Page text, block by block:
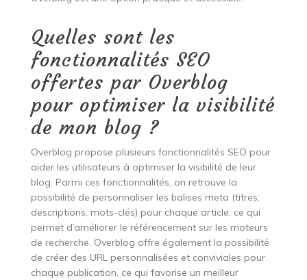
Quelles sont les
fonctionnalités SEO
offertes par Overblog
pour optimiser la visibilité
de mon blog ?
Overblog propose plusieurs fonctionnalités SEO pour
aider les utilisateurs à optimiser la visibilité de leur
blog. Parmi ces fonctionnalités, on retrouve la
possibilité de personnaliser les balises meta (titres,
descriptions, mots-clés) pour chaque article, ce qui
permet d’améliorer le référencement sur les moteurs
de recherche. Overblog offre également la possibilité
de créer des URL personnalisées et conviviales pour
chaque publication, ce qui favorise un meilleur